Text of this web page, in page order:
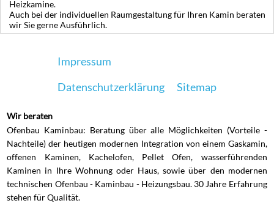
Heizkamine.
Auch bei der individuellen Raumgestaltung für Ihren Kamin beraten
wir Sie gerne Ausführlich.
Impressum
Datenschutzerklärung
Sitemap
Wir beraten
Ofenbau Kaminbau: Beratung über alle Möglichkeiten (Vorteile -
Nachteile) der heutigen modernen Integration von einem Gaskamin,
offenen Kaminen, Kachelofen, Pellet Ofen, wasserführenden
Kaminen in Ihre Wohnung oder Haus, sowie über den modernen
technischen Ofenbau - Kaminbau - Heizungsbau. 30 Jahre Erfahrung
stehen für Qualität.